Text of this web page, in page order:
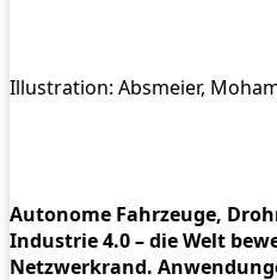
Illustration: Absmeier,
Autonome Fahrzeuge,
Industrie 4.0 – die Welt
Netzwerkrand.